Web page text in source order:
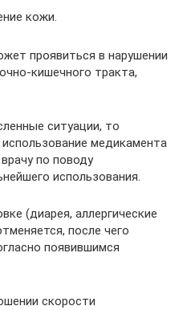
кожи.
проявиться в нарушении
кишечного тракта,
ситуации, то
медикамента
по поводу
использования.
(диарея, аллергические
после чего
появившимся
скорости